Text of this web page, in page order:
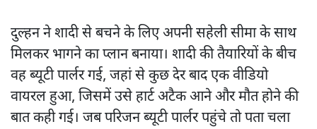
दुल्हन ने शादी से बचने के लिए अपनी सहेली सीमा के साथ
मिलकर भागने का प्लान बनाया। शादी की तैयारियों के बीच
वह ब्यूटी पार्लर गई, जहां से कुछ देर बाद एक वीडियो
वायरल हुआ, जिसमें उसे हार्ट अटैक आने और मौत होने की
बात कही गई। जब परिजन ब्यूटी पार्लर पहुंचे तो पता चला